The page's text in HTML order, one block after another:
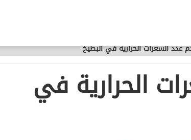
عدد السعرات الحرارية في البطيخ
الحرارية في